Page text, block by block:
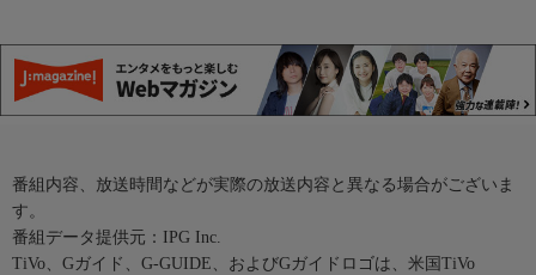
番組内容、放送時間などが実際の放送内容と異なる場合がございま
す。
番組データ提供元：IPG Inc.
TiVo、Gガイド、G-GUIDE、およびGガイドロゴは、米国TiVo